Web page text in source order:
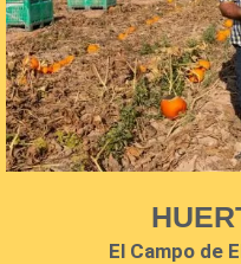
El Campo de